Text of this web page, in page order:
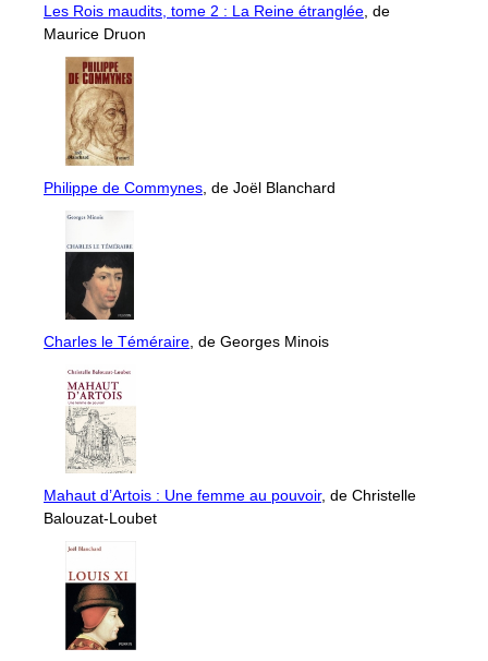
Les Rois maudits, tome 2 : La Reine étranglée , de
Maurice Druon
Philippe de Commynes , de Joël Blanchard
Charles le Téméraire , de Georges Minois
Mahaut d’Artois : Une femme au pouvoir, de Christelle
Balouzat-Loubet